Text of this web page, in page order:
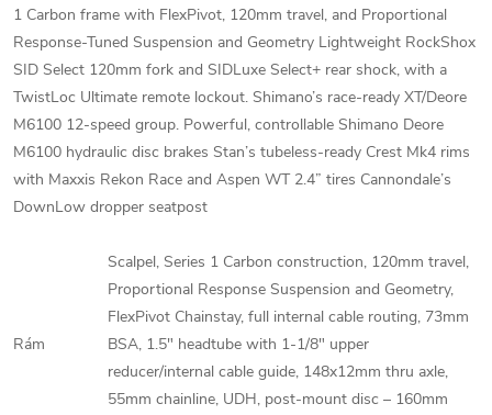
1 Carbon frame with FlexPivot, 120mm travel, and Proportional
Response-Tuned Suspension and Geometry Lightweight RockShox
SID Select 120mm fork and SIDLuxe Select+ rear shock, with a
TwistLoc Ultimate remote lockout. Shimano’s race-ready XT/Deore
M6100 12-speed group. Powerful, controllable Shimano Deore
M6100 hydraulic disc brakes Stan’s tubeless-ready Crest Mk4 rims
with Maxxis Rekon Race and Aspen WT 2.4” tires Cannondale’s
DownLow dropper seatpost
Rám
Scalpel, Series 1 Carbon construction, 120mm travel,
Proportional Response Suspension and Geometry,
FlexPivot Chainstay, full internal cable routing, 73mm
BSA, 1.5" headtube with 1-1/8" upper
reducer/internal cable guide, 148x12mm thru axle,
55mm chainline, UDH, post-mount disc – 160mm